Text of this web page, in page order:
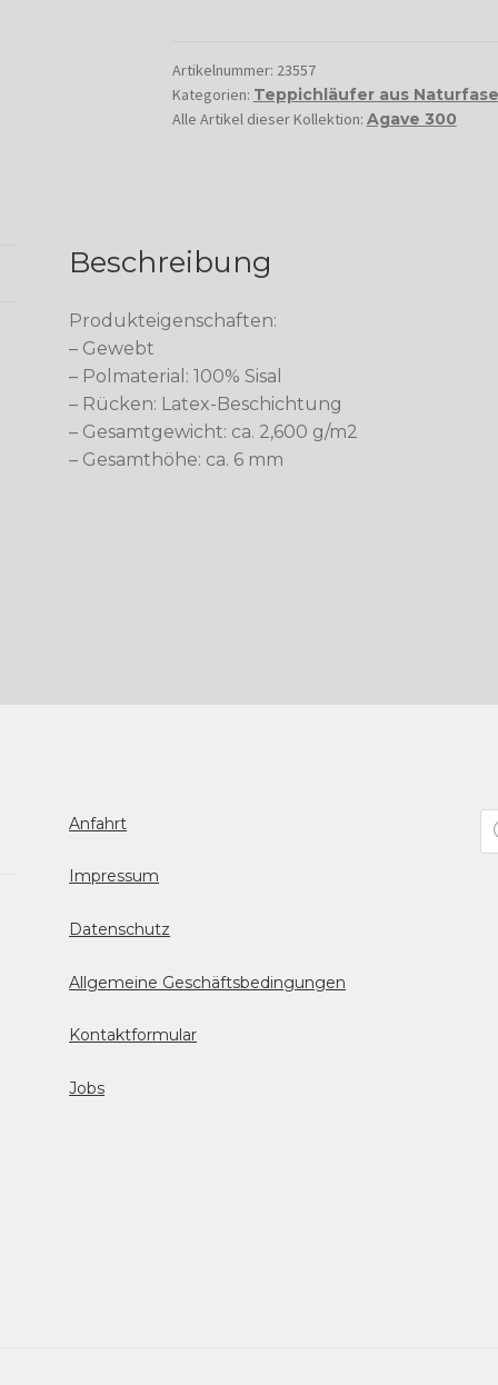
Artikelnummer: 23557
Kategorien: Teppichläufer aus
Alle Artikel dieser Kollektion: Agave 300
Beschreibung
Produkteigenschaften:
– Gewebt
– Polmaterial: 100% Sisal
– Rücken: Latex-Beschichtung
– Gesamtgewicht: ca. 2,600 g/m2
– Gesamthöhe: ca. 6 mm
Anfahrt
Impressum
Datenschutz
Allgemeine Geschäftsbedingungen
Kontaktformular
Jobs